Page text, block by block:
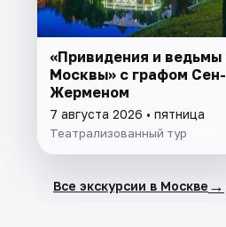
«Привидения и ведьмы
Москвы» с графом Сен-
Жерменом
7 августа 2026 • пятница
Театрализованный тур
Все экскурсии в Москве →